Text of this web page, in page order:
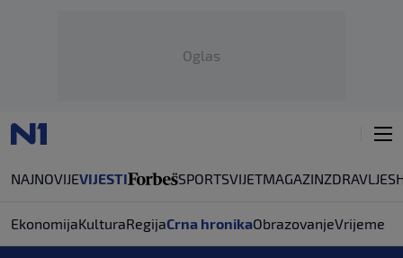
Oglas
NAJNOVIJEVIJESTI SPORTSVIJETMAGAZINZDRAVLJE
EkonomijaKulturaRegijaCrna hronikaObrazovanjeVrijeme